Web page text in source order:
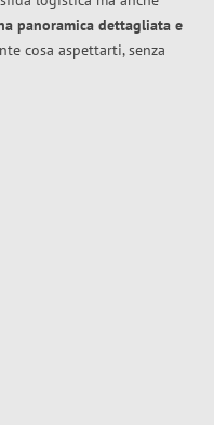
panoramica dettagliata e
cosa aspettarti, senza